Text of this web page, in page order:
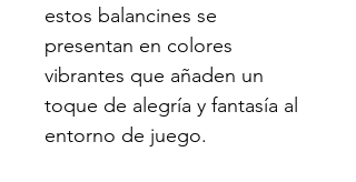
estos balancines se
presentan en colores
vibrantes que añaden un
toque de alegría y fantasía al
entorno de juego.